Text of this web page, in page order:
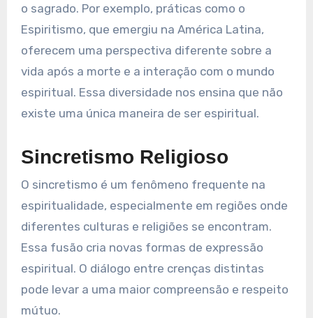
o sagrado. Por exemplo, práticas como o
Espiritismo, que emergiu na América Latina,
oferecem uma perspectiva diferente sobre a
vida após a morte e a interação com o mundo
espiritual. Essa diversidade nos ensina que não
existe uma única maneira de ser espiritual.
Sincretismo Religioso
O sincretismo é um fenômeno frequente na
espiritualidade, especialmente em regiões onde
diferentes culturas e religiões se encontram.
Essa fusão cria novas formas de expressão
espiritual. O diálogo entre crenças distintas
pode levar a uma maior compreensão e respeito
mútuo.